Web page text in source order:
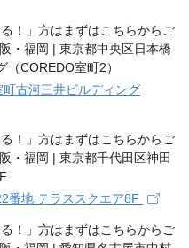
古河三井ビルディング
番地 テラススクエア8F